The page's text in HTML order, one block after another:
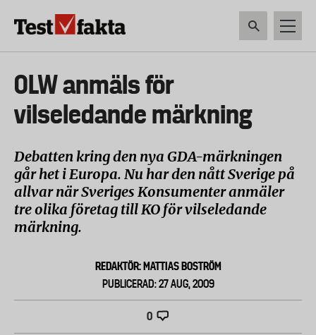
Huvudmeny
ny
OLW anmäls för
vilseledande märkning
Debatten kring den nya GDA-märkningen
går het i Europa. Nu har den nått Sverige på
allvar när Sveriges Konsumenter anmäler
tre olika företag till KO för vilseledande
märkning.
REDAKTÖR: MATTIAS BOSTRÖM
PUBLICERAD: 27 AUG, 2009
0